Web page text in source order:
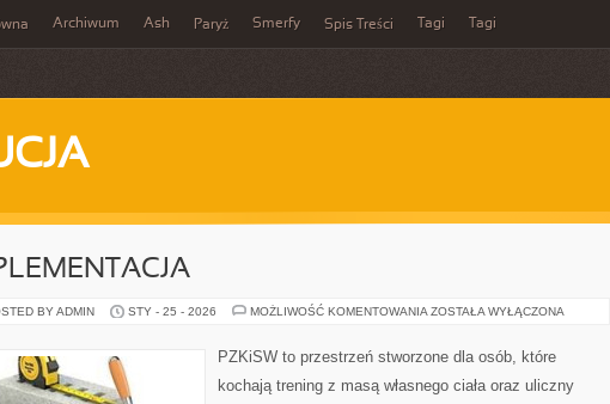
Archiwum Ash Paryż Smerfy Spis Treści Tagi Tagi
BY ADMIN STY - 25 - 2026 MOŻLIWOŚĆ KOMENTOWANIA SUPLEMENTACJA
ZOSTAŁA WYŁĄCZONA
PZKiSW to przestrzeń stworzone dla osób, które
kochają trening z masą własnego ciała oraz uliczny